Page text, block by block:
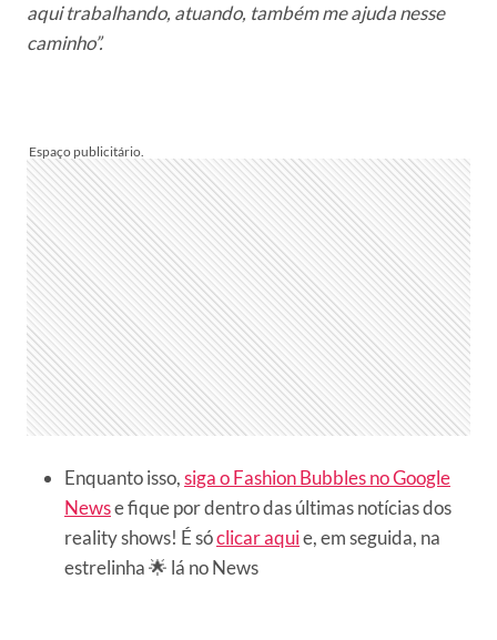
aqui trabalhando, atuando, também me ajuda nesse
caminho”.
Enquanto isso,siga o Fashion Bubbles no Google
Newse fique por dentro das últimas notícias dos
reality shows! É sóclicar aquie, em seguida, na
estrelinha 🌟 lá no News